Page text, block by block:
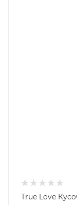
True Love